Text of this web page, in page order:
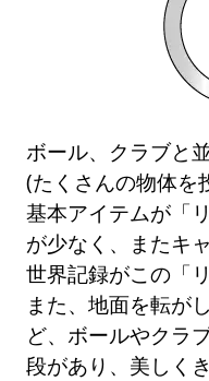
ボール、クラブと
(たくさんの物体を
基本アイテムが「
が少なく、またキ
世界記録がこの「
また、地面を転が
ど、ボールやクラ
段があり、美しく